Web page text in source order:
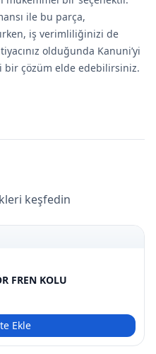
ile bu parça,
iş verimliliğinizi de
olduğunda Kanuni’yi
bir çözüm elde edebilirsiniz.
keşfedin
FREN KOLU
Ekle